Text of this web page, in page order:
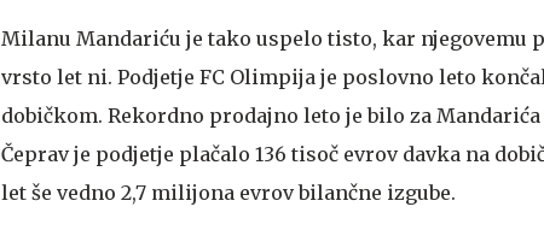
Milanu Mandariću je tako uspelo tisto, kar njegovemu
vrsto let ni. Podjetje FC Olimpija je poslovno leto
dobičkom. Rekordno prodajno leto je bilo za
Čeprav je podjetje plačalo 136 tisoč evrov davka na
let še vedno 2,7 milijona evrov bilančne izgube.